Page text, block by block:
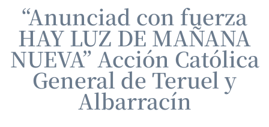
“Anunciad con fuerza
HAY LUZ DE MAÑANA
NUEVA” Acción Católica
General de Teruel y
Albarracín